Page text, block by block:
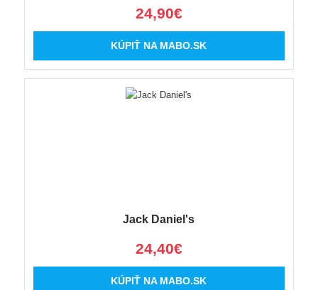
24,90€
KÚPIŤ NA MABO.SK
Jack Daniel's
24,40€
KÚPIŤ NA MABO.SK